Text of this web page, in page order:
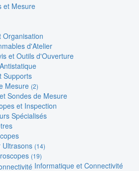
et Mesure
Organisation
d'Atelier
et Outils d'Ouverture
Supports
Mesure (2)
Sondes de Mesure
et Inspection
Spécialisés
Ultrasons (14)
(19)
Informatique et Connectivité